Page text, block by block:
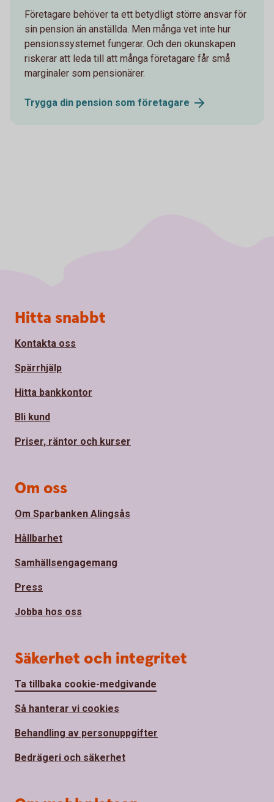
Företagare behöver ta ett betydligt större ansvar för
sin pension än anställda. Men många vet inte hur
pensionssystemet fungerar. Och den okunskapen
riskerar att leda till att många företagare får små
marginaler som pensionärer.
Trygga din pension som företagare
Sidfot
Hitta snabbt
Kontakta oss
Spärrhjälp
Hitta bankkontor
Bli kund
Priser, räntor och kurser
Om oss
Om Sparbanken Alingsås
Hållbarhet
Samhällsengagemang
Press
Jobba hos oss
Säkerhet och integritet
Ta tillbaka cookie-medgivande
Så hanterar vi cookies
Behandling av personuppgifter
Bedrägeri och säkerhet